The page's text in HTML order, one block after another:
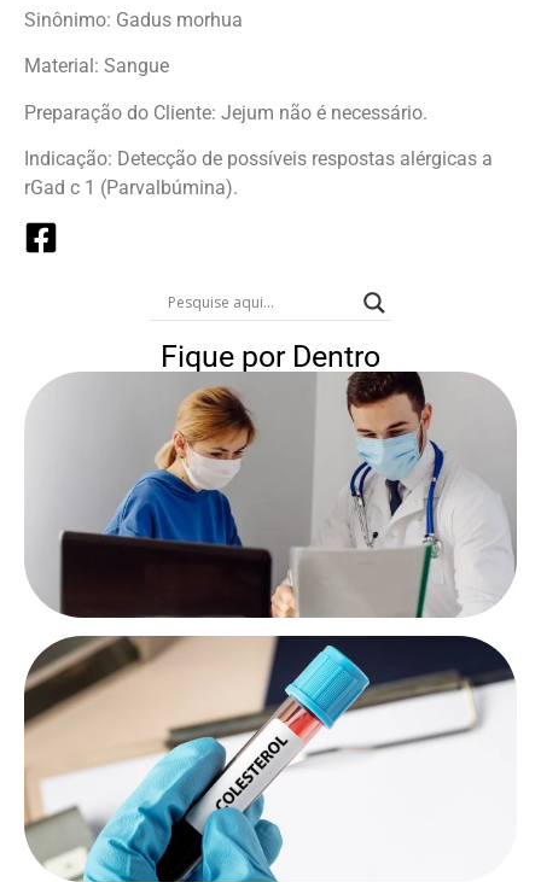
Sinônimo: Gadus morhua
Material: Sangue
Preparação do Cliente: Jejum não é necessário.
Indicação: Detecção de possíveis respostas alérgicas a
rGad c 1 (Parvalbúmina).
Fique por Dentro